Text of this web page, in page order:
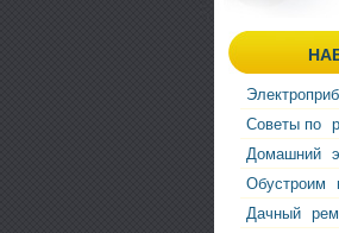
Советы по
Домашний
Обустроим
Дачный